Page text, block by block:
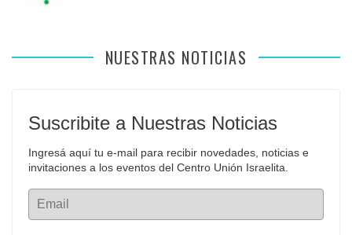
NUESTRAS NOTICIAS
Suscribite a Nuestras Noticias
Ingresá aquí tu e-mail para recibir novedades, noticias e
invitaciones a los eventos del Centro Unión Israelita.
Email